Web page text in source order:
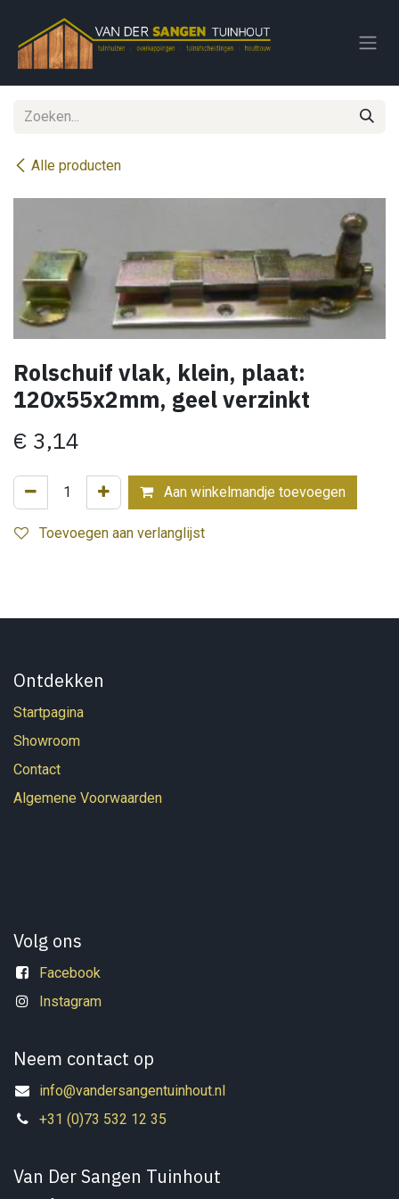
Alle producten
Rolschuif vlak, klein, plaat:
120x55x2mm, geel verzinkt
€ 3,14
Aan winkelmandje toevoegen
Toevoegen aan verlanglijst
Ontdekken
Startpagina
Showroom
Contact
Algemene Voorwaarden
Volg ons
Facebook
Instagram
Neem contact op
info@vandersangentuinhout.nl
+31 (0)73 532 12 35
Van Der Sangen Tuinhout